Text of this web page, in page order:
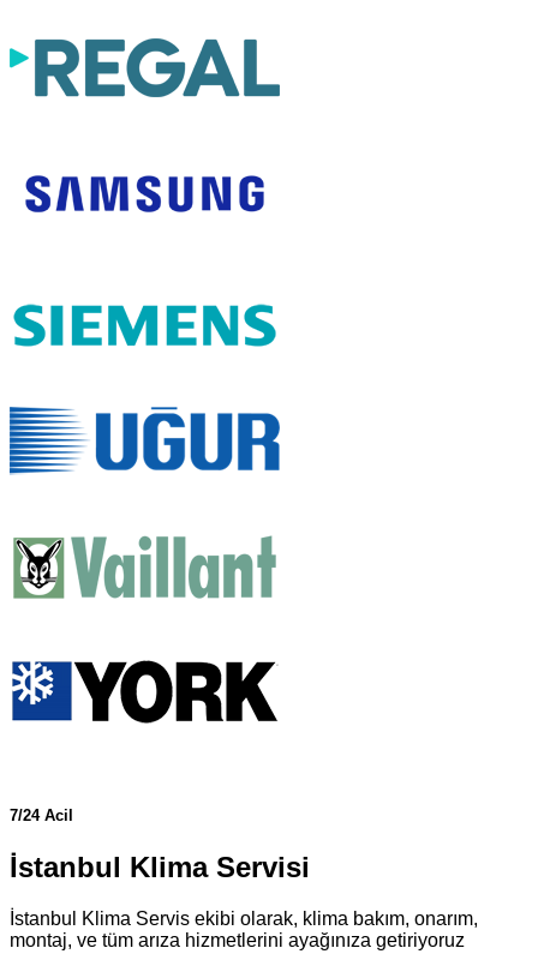
7/24 Acil
İstanbul Klima Servisi
İstanbul Klima Servis ekibi olarak, klima bakım, onarım,
montaj, ve tüm arıza hizmetlerini ayağınıza getiriyoruz